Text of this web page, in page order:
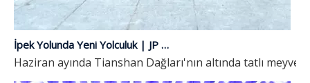
İpek Yolunda Yeni Yolculuk | JP Group 9. Çin-Avrasya Fuarı'nda Tanıtıldı
Haziran ayında Tianshan Dağları'nın altında tatlı